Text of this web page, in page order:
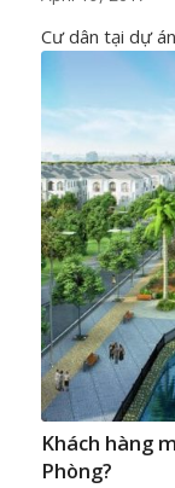
Cư dân tại dự
Khách hàng
Phòng?